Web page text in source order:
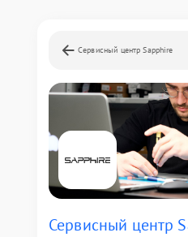
Сервисный центр Sapphire
Сервисный центр